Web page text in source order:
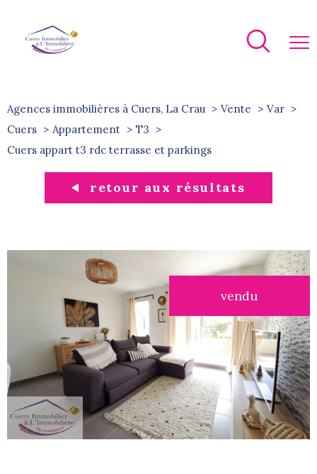
Agences immobilières à Cuers, La Crau Vente
Var
Cuers
Appartement
T3
cuers appart t3 rdc terrasse et parkings
retour aux résultats
vendu